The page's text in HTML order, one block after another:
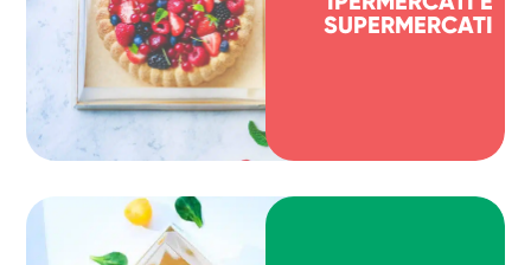
SUPERMERCATI